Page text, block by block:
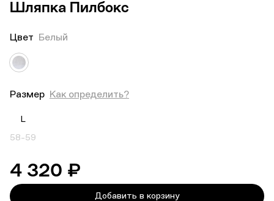
Шляпка Пилбокс
Цвет Белый
Размер Как определить?
L
58-59
4 320 ₽
Добавить в корзину